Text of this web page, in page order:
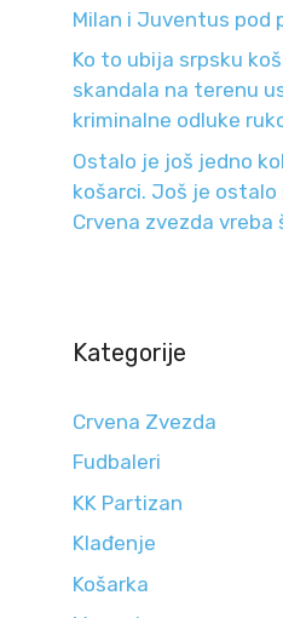
Milan i Juventus pod
Ko to ubija srpsku
skandala na terenu
kriminalne odluke
Ostalo je još jedno
košarci. Još je ostalo
Crvena zvezda
Kategorije
Crvena Zvezda
Fudbaleri
KK Partizan
Klađenje
Košarka